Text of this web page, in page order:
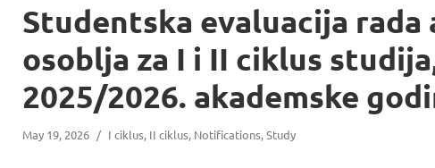
Studentska evaluacija rada
osoblja za I i II ciklus
2025/2026. akademske
May 19, 2026 / I ciklus, II ciklus, Notifications,Study